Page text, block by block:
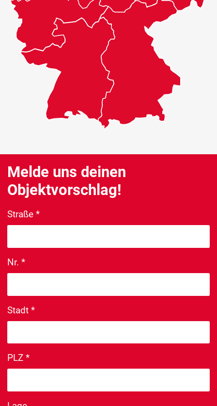
Melde uns deinen
Objektvorschlag!
Straße *
Nr. *
Stadt *
PLZ *